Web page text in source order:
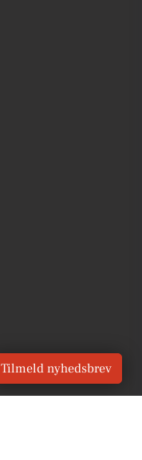
Tilmeld nyhedsbrev